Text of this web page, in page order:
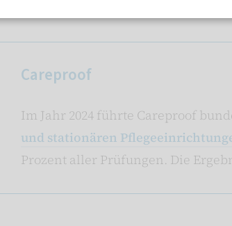
Careproof
Im Jahr 2024 führte Careproof
und stationären
Prozent aller Prüfungen. Die